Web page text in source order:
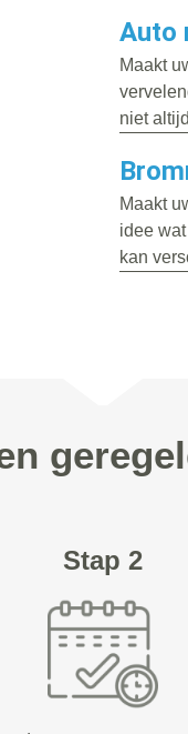
Auto
Maakt
niet
Maakt
idee
kan
Stap 2